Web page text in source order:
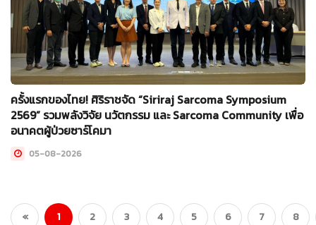
ครั้งแรกของไทย! ศิริราชจัด “Siriraj Sarcoma Symposium
2569” รวมพลังวิจัย นวัตกรรม และ Sarcoma Community เพื่อ
อนาคตผู้ป่วยซาร์โคมา
05-08-2026
« 1(current)
2 3 4 5 6 7 8